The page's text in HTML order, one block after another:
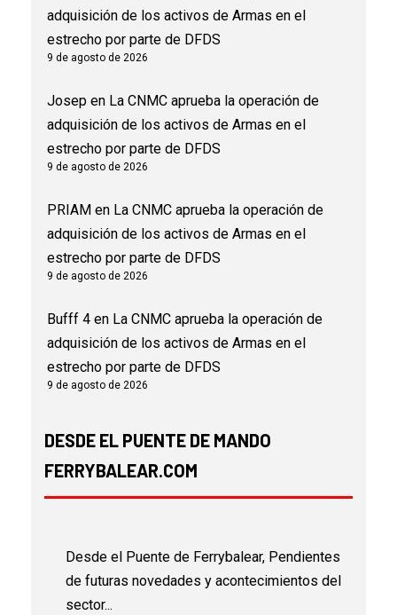
adquisición de los activos de Armas en el
estrecho por parte de DFDS
9 de agosto de 2026
Josep en La CNMC aprueba la operación de
adquisición de los activos de Armas en el
estrecho por parte de DFDS
9 de agosto de 2026
PRIAM en La CNMC aprueba la operación de
adquisición de los activos de Armas en el
estrecho por parte de DFDS
9 de agosto de 2026
Bufff 4 en La CNMC aprueba la operación de
adquisición de los activos de Armas en el
estrecho por parte de DFDS
9 de agosto de 2026
DESDE EL PUENTE DE MANDO
FERRYBALEAR.COM
Desde el Puente de Ferrybalear, Pendientes
de futuras novedades y acontecimientos del
sector...